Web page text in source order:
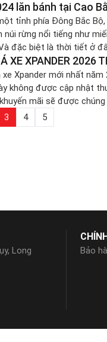
khúc MPV nhờ thiết kế
lăn bánh tại Cao
tỉnh phía Đông Bắc
núi rừng nổi tiếng như
đặc biệt là thời tiết ở
Báo giá […]
XE XPANDER 2026
xe Xpander mới nhất
không được cập nhật
mãi sẽ được chúng
THÁNG 3 TẠI ĐÂY Giảm
3 4 5
Long
Bảo